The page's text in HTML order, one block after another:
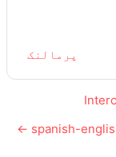
پرمالنک
spanish-